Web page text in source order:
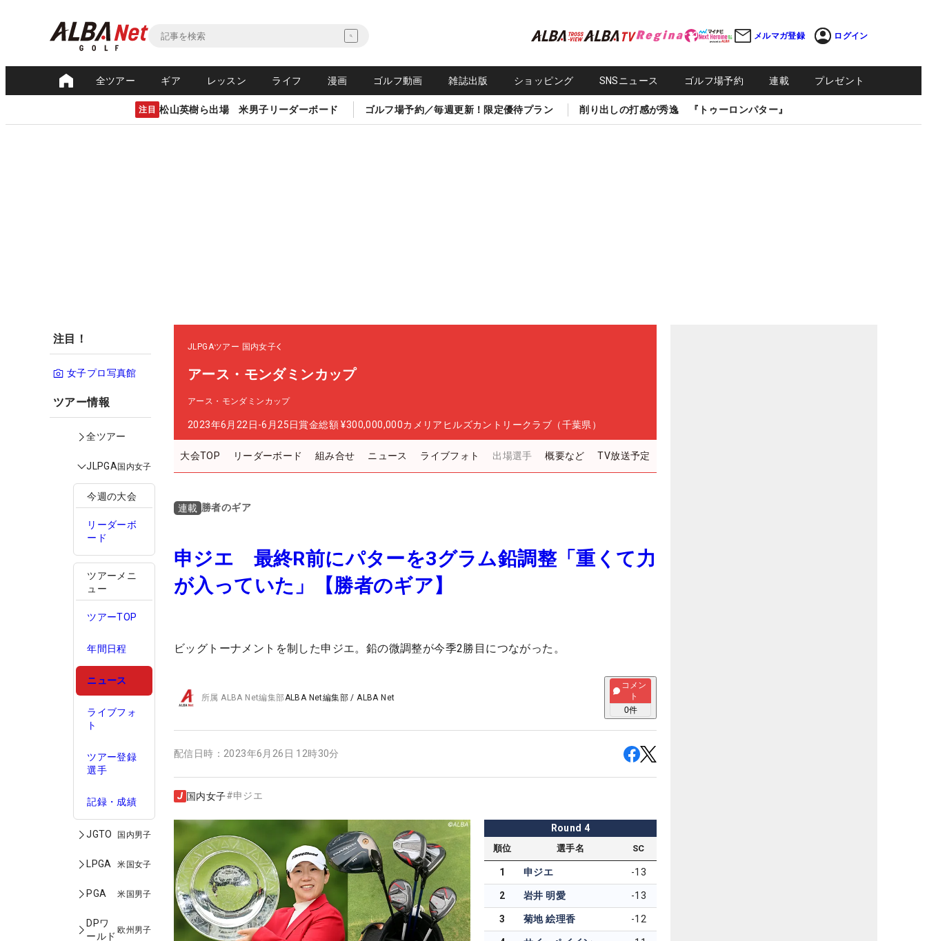
メルマガ登録 ログイン
全ツアー ギア レッスン ライフ 漫画 ゴルフ動画 雑誌出版 ショッピング SNSニュース ゴルフ場予約 連載 プレゼント
注目 松山英樹ら出場 米男子リーダーボード ゴルフ場予約／毎週更新！限定優待プラン 削り出しの打感が秀逸 『トゥーロンパター』
注目！
女子プロ写真館
ツアー情報
全ツアー
JLPGA国内女子
今週の大会
リーダーボ
ード
ツアーメニ
ュー
ツアーTOP
年間日程
ニュース
ライブフォ
ト
ツアー登録
選手
記録・成績
JGTO 国内男子
LPGA 米国女子
PGA 米国男子
DPワ
ールド
欧州男子
JLPGAツアー 国内女子
アース・モンダミンカップ
アース・モンダミンカップ
2023年6月22日-6月25日賞金総額 ¥300,000,000カメリアヒルズカントリークラブ（千葉県）
大会TOP リーダーボード 組み合せ ニュース ライブフォト 出場選手 概要など TV放送予定
連載 勝者のギア
申ジエ 最終R前にパターを3グラム鉛調整「重くて力
が入っていた」【勝者のギア】
ビッグトーナメントを制した申ジエ。鉛の微調整が今季2勝目につながった。
所属ALBA Net編集部ALBA Net編集部 /ALBA Net
コメン
ト
0件
配信日時： 2023年6月26日 12時30分
国内女子#申ジエ
Round 4
順位 選手名 SC
1 申ジエ -13
2 岩井 明愛 -13
3 菊地 絵理香 -12